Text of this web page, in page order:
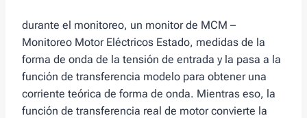
durante el monitoreo, un monitor de MCM –
Monitoreo Motor Eléctricos Estado, medidas de la
forma de onda de la tensión de entrada y la pasa a la
función de transferencia modelo para obtener una
corriente teórica de forma de onda. Mientras eso, la
función de transferencia real de motor convierte la